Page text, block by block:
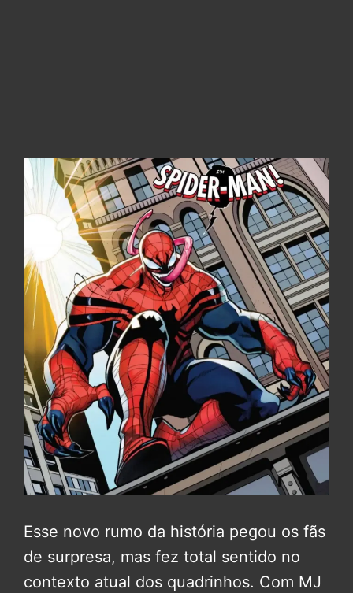
Esse novo rumo da história pegou os fãs
de surpresa, mas fez total sentido no
contexto atual dos quadrinhos. Com MJ